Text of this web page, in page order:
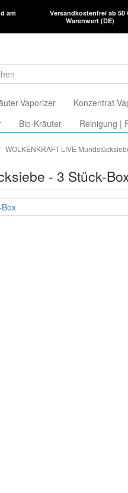
am
Versandkostenfrei ab 50
Warenwert (DE)
Vaporizer Konzentrat-
Bio-Kräuter Reinigung |
WOLKENKRAFT LIVE
- 3 Stück-